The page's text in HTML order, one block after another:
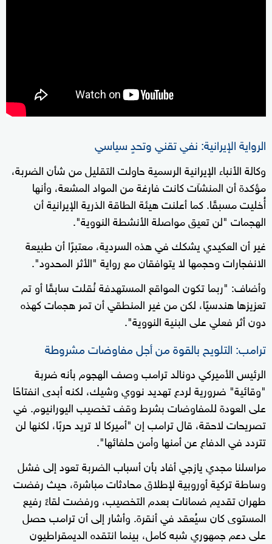
الرواية الإيرانية: نفي تقني وتحدٍ سياسي
وكالة الأنباء الإيرانية الرسمية حاولت التقليل من شأن الضربة،
مؤكدة أن المنشآت كانت فارغة من المواد المشعة، وأنها
أُخليت مسبقًا. كما أعلنت هيئة الطاقة الذرية الإيرانية أن
الهجمات "لن تعيق مواصلة الأنشطة النووية".
غير أن العكيدي يشكك في هذه السردية، معتبرًا أن طبيعة
الانفجارات وحجمها لا يتوافقان مع رواية "الأثر المحدود".
وأضاف: "ربما تكون المواقع المستهدفة نُقلت سابقًا أو تم
تعزيزها هندسيًا، لكن من غير المنطقي أن تمر هجمات كهذه
دون أثر فعلي على البنية النووية".
ترامب: التلويح بالقوة من أجل مفاوضات مشروطة
الرئيس الأميركي دونالد ترامب وصف الهجوم بأنه ضربة
"وقائية" ضرورية لردع تهديد نووي وشيك، لكنه أبدى انفتاحًا
على العودة للمفاوضات بشرط وقف تخصيب اليورانيوم. في
تصريحات لاحقة، قال ترامب إن "أميركا لا تريد حربًا، لكنها لن
تتردد في الدفاع عن أمنها وأمن حلفائها".
مراسلنا مجدي يازجي أفاد بأن أسباب الضربة تعود إلى فشل
وساطة تركية أوروبية لإطلاق محادثات مباشرة، حيث رفضت
طهران تقديم ضمانات بعدم التخصيب، ورفضت لقاءً رفيع
المستوى كان سيُعقد في أنقرة. وأشار إلى أن ترامب حصل
على دعم جمهوري شبه كامل، بينما انتقده الديمقراطيون